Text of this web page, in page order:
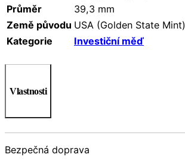
Průměr
39,3 mm
Země původu USA (Golden State Mint)
Kategorie
Investiční měď
Vlastnosti
Bezpečná doprava